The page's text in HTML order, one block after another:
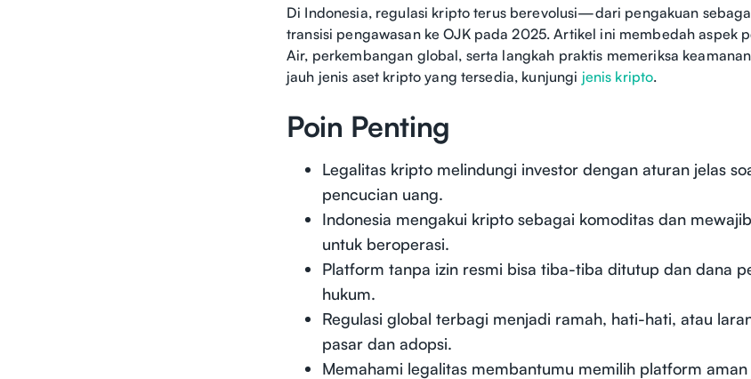
Di Indonesia, regulasi kripto terus berevolusi—dari pengakuan
transisi pengawasan ke OJK pada 2025. Artikel ini membedah aspek
Air, perkembangan global, serta langkah praktis memeriksa
jauh jenis aset kripto yang tersedia, kunjungi jenis kripto.
Poin Penting
Legalitas kripto melindungi investor dengan aturan jelas
pencucian uang.
Indonesia mengakui kripto sebagai komoditas dan
untuk beroperasi.
Platform tanpa izin resmi bisa tiba-tiba ditutup dan dana
hukum.
Regulasi global terbagi menjadi ramah, hati-hati, atau
pasar dan adopsi.
Memahami legalitas membantumu memilih platform